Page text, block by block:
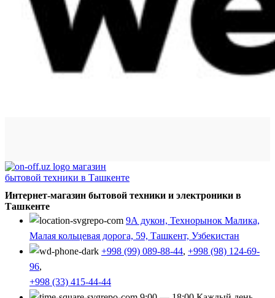
Интернет-магазин бытовой техники и электроники в
Ташкенте
9А дукон, Технорынок Малика,
Малая кольцевая дорога, 59, Ташкент, Узбекистан
+998 (99) 089-88-44, +998 (98) 124-69-
96,
+998 (33) 415-44-44